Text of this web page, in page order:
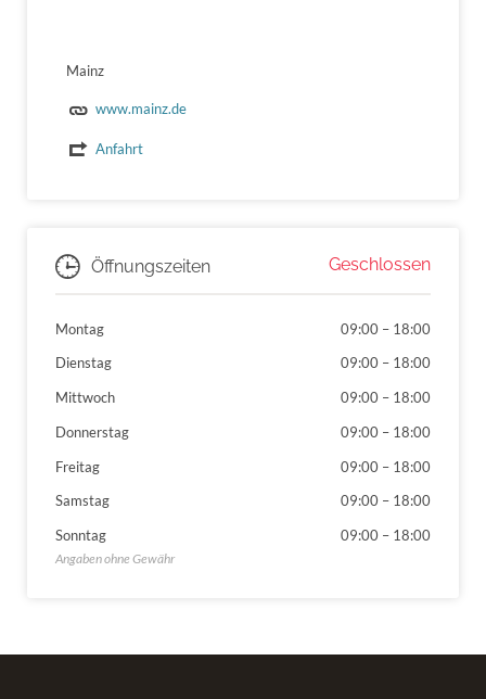
Mainz
www.mainz.de
Anfahrt
Öffnungszeiten Geschlossen
Montag 09:00 – 18:00
Dienstag
09:00 – 18:00
Mittwoch
09:00 – 18:00
Donnerstag
09:00 – 18:00
Freitag
09:00 – 18:00
Samstag
09:00 – 18:00
Sonntag
09:00 – 18:00